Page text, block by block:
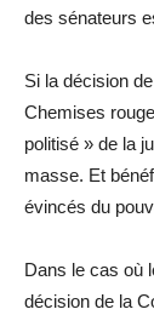
des sénateurs
Si la décision
Chemises
politisé » de la
masse. Et
évincés du
Dans le cas où
décision de la